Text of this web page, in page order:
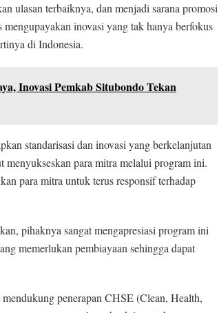
ulasan terbaiknya, dan menjadi sarana promosi
inovasi yang tak hanya berfokus
di Indonesia.
Inovasi Pemkab Situbondo Tekan
standarisasi dan inovasi yang berkelanjutan
para mitra melalui program ini.
para mitra untuk terus responsif terhadap
pihaknya sangat mengapresiasi program ini
memerlukan pembiayaan sehingga dapat
penerapan CHSE (Clean, Health,